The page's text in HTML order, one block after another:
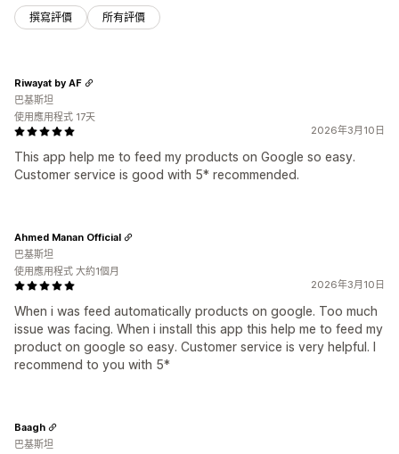
撰寫評價 所有評價
2026年3月10日
This app help me to feed my products on Google so easy.
Customer service is good with 5* recommended.
Riwayat by AF
巴基斯坦
使用應用程式 17天
2026年3月10日
When i was feed automatically products on google. Too much
issue was facing. When i install this app this help me to feed my
product on google so easy. Customer service is very helpful. I
recommend to you with 5*
Ahmed Manan Official
巴基斯坦
使用應用程式 大約1個月
Baagh
巴基斯坦